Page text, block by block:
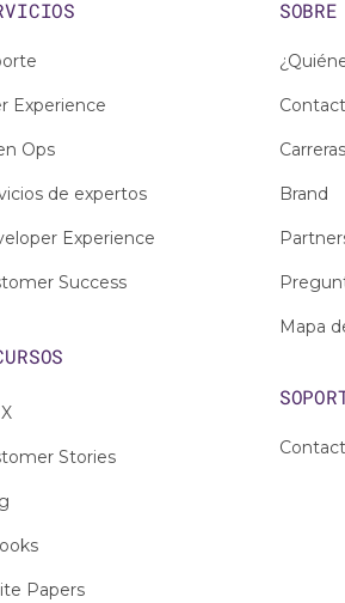
Experience
Ops
de expertos
Experience
Success
Stories
Papers
Carreras
Brand
Mapa